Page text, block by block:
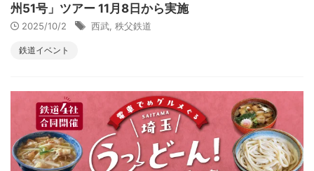
州51号」ツアー 11月8日から実施
2025/10/2 西武 秩父鉄道
鉄道イベント